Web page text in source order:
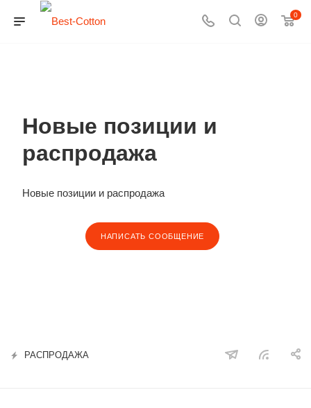
0
Новые позиции и
распродажа
Новые позиции и распродажа
НАПИСАТЬ СООБЩЕНИЕ
РАСПРОДАЖА